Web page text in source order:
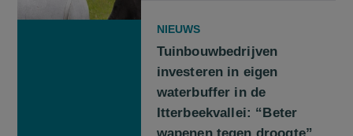
NIEUWS
Tuinbouwbedrijven
investeren in eigen
waterbuffer in de
Itterbeekvallei: “Beter